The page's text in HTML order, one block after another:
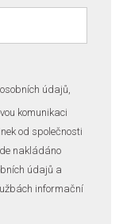
údajů,
komunikaci
od společnosti
nakládáno
údajů a
informační